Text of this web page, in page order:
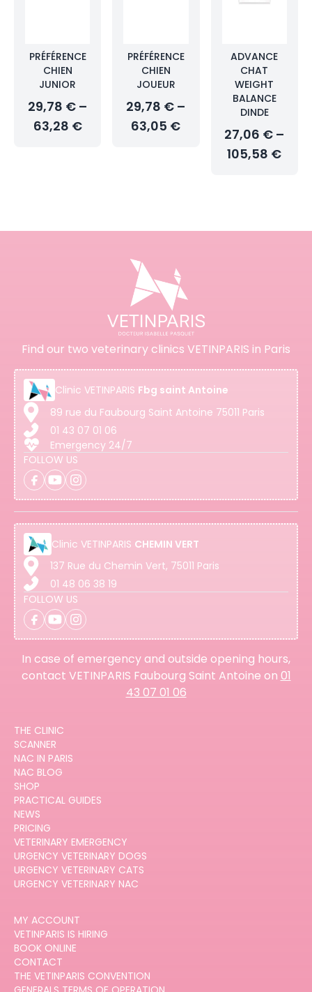
PRÉFÉRENCE
CHIEN
JUNIOR
29,78 € –
63,28 €
PRÉFÉRENCE
CHIEN
JOUEUR
29,78 € –
63,05 €
ADVANCE
CHAT
WEIGHT
BALANCE
DINDE
27,06 € –
105,58 €
Find our two veterinary clinics VETINPARIS in Paris
Clinic VETINPARIS Fbg saint Antoine
89 rue du Faubourg Saint Antoine 75011 Paris
01 43 07 01 06
Emergency 24/7
FOLLOW US
Clinic VETINPARIS CHEMIN VERT
137 Rue du Chemin Vert, 75011 Paris
01 48 06 38 19
FOLLOW US
In case of emergency and outside opening hours,
contact VETINPARIS Faubourg Saint Antoine on 01
43 07 01 06
THE CLINIC
SCANNER
NAC IN PARIS
NAC BLOG
SHOP
PRACTICAL GUIDES
NEWS
PRICING
VETERINARY EMERGENCY
URGENCY VETERINARY DOGS
URGENCY VETERINARY CATS
URGENCY VETERINARY NAC
MY ACCOUNT
VETINPARIS IS HIRING
BOOK ONLINE
CONTACT
THE VETINPARIS CONVENTION